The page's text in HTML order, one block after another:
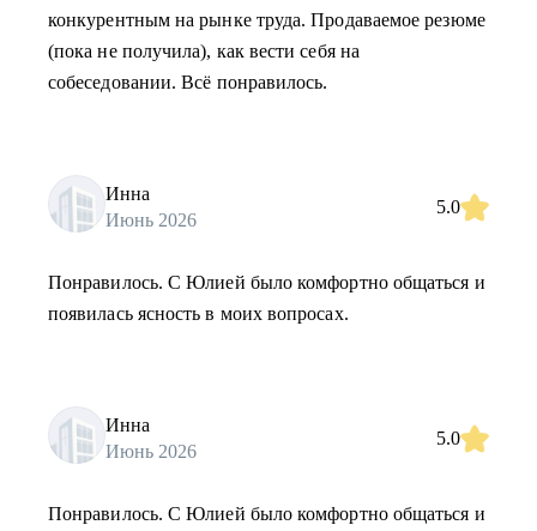
конкурентным на рынке труда. Продаваемое резюме
(пока не получила), как вести себя на
собеседовании. Всё понравилось.
Инна
Июнь 2026
5.0
Понравилось. С Юлией было комфортно общаться и
появилась ясность в моих вопросах.
Инна
Июнь 2026
5.0
Понравилось. С Юлией было комфортно общаться и